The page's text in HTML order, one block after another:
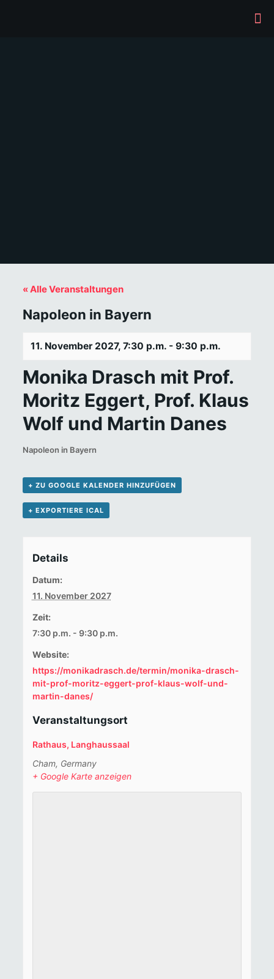
« Alle Veranstaltungen
Napoleon in Bayern
11. November 2027, 7:30 p.m.- 9:30 p.m.
Monika Drasch mit Prof.
Moritz Eggert, Prof. Klaus
Wolf und Martin Danes
Napoleon in Bayern
+ ZU GOOGLE KALENDER HINZUFÜGEN
+ EXPORTIERE ICAL
Details
Datum:
11. November 2027
Zeit:
7:30 p.m. - 9:30 p.m.
Website:
https://monikadrasch.de/termin/monika-drasch-
mit-prof-moritz-eggert-prof-klaus-wolf-und-
martin-danes/
Veranstaltungsort
Rathaus, Langhaussaal
Cham, Germany
+ Google Karte anzeigen